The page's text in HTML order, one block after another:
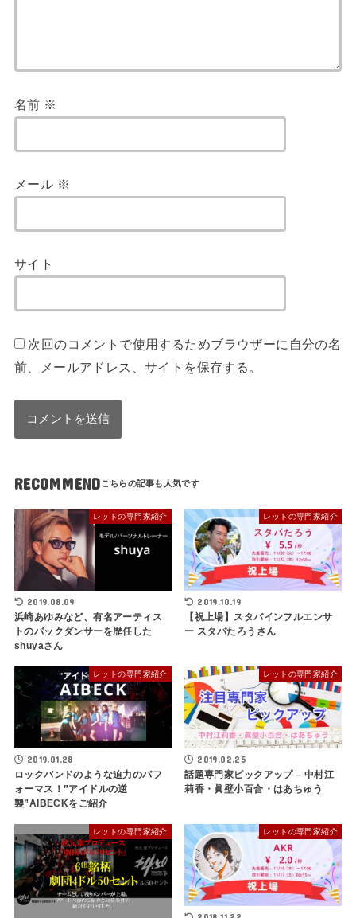
名前 ※
メール ※
サイト
次回のコメントで使用するためブラウザーに自分の名
前、メールアドレス、サイトを保存する。
RECOMMEND
レットの専門家紹介
2019.08.09
浜崎あゆみなど、有名アーティス
トのバックダンサーを歴任した
shuyaさん
レットの専門家紹介
2019.10.19
【祝上場】スタバインフルエンサ
ー スタバたろうさん
レットの専門家紹介
2019.01.28
ロックバンドのような迫力のパフ
ォーマス！”アイドルの逆
襲”AIBECKをご紹介
レットの専門家紹介
2019.02.25
話題専門家ピックアップ – 中村江
莉香・眞壁小百合・はあちゅう
レットの専門家紹介 レットの専門家紹介